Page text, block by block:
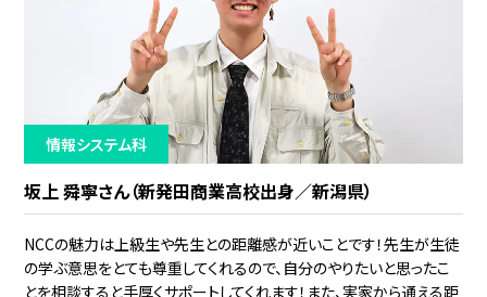
情報システム科
坂上 舜寧さん（新発田商業高校出身／新潟県）
NCCの魅力は上級生や先生との距離感が近いことです！先生が生徒
の学ぶ意思をとても尊重してくれるので、自分のやりたいと思ったこ
とを相談すると手厚くサポートしてくれます！また、実家から通える距